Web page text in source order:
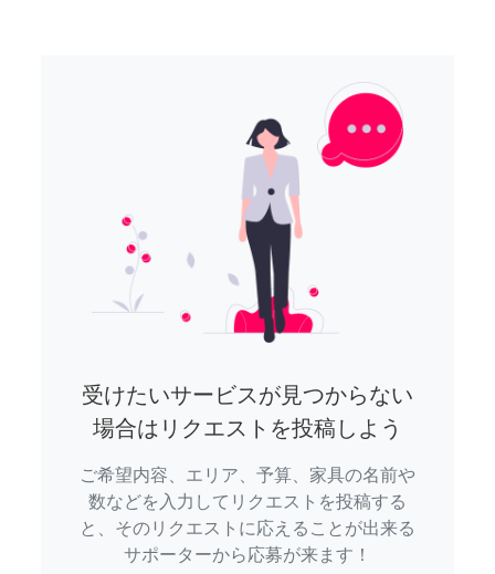
受けたいサービスが見つからない
場合はリクエストを投稿しよう
ご希望内容、エリア、予算、家具の名前や
数などを入力してリクエストを投稿する
と、そのリクエストに応えることが出来る
サポーターから応募が来ます！